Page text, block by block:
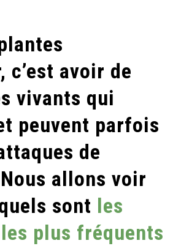
NUISIBLES
PLUS
FRÉQUENTS
NOS
PLANTES
c’est avoir de
vivants qui
peuvent parfois
de
allons voir
sont les
plus fréquents